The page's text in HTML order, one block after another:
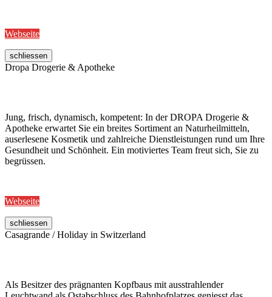
Webseite
schliessen
Dropa Drogerie & Apotheke
Jung, frisch, dynamisch, kompetent: In der DROPA Drogerie &
Apotheke erwartet Sie ein breites Sortiment an Naturheilmitteln,
auserlesene Kosmetik und zahlreiche Dienstleistungen rund um Ihre
Gesundheit und Schönheit. Ein motiviertes Team freut sich, Sie zu
begrüssen.
Webseite
schliessen
Casagrande / Holiday in Switzerland
Als Besitzer des prägnanten Kopfbaus mit ausstrahlender